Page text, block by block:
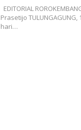
EDITORIAL
Prasetijo
hari…